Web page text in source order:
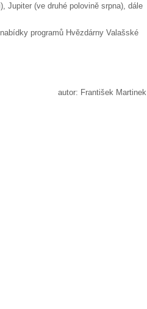
Jupiter (ve druhé polovině srpna), dále
programů Hvězdárny Valašské
autor: František Martinek